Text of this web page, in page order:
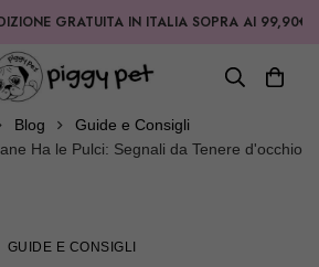
GRATUITA IN ITALIA SOPRA AI 99,90€
Blog
Guide e Consigli
Ha le Pulci: Segnali da Tenere d'occhio
GUIDE E CONSIGLI